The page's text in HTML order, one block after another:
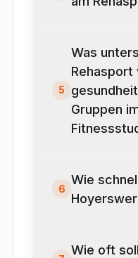
5
Was
Rehasport
Gruppen
6
Wie
Wie oft